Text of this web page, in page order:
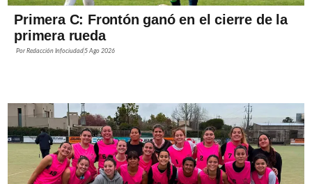
Primera C: Frontón ganó en el cierre de la
primera rueda
PorRedacción Infociudad5 Ago 2026